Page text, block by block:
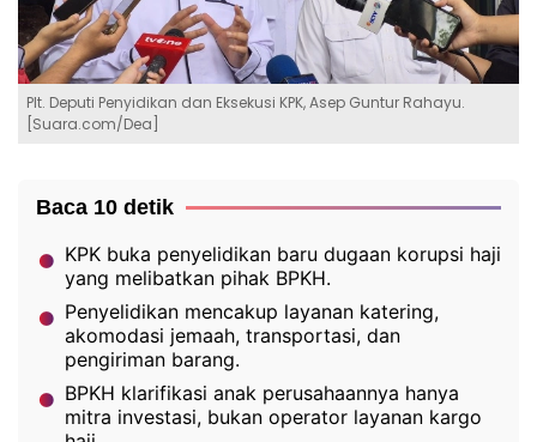
Plt. Deputi Penyidikan dan Eksekusi KPK, Asep Guntur Rahayu.
[Suara.com/Dea]
Baca 10 detik
KPK buka penyelidikan baru dugaan korupsi haji
yang melibatkan pihak BPKH.
Penyelidikan mencakup layanan katering,
akomodasi jemaah, transportasi, dan
pengiriman barang.
BPKH klarifikasi anak perusahaannya hanya
mitra investasi, bukan operator layanan kargo